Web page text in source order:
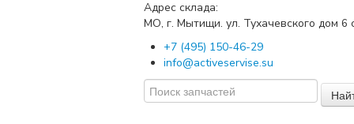
Адрес склада:
МО, г. Мытищи. ул. Тухачевского дом 6
+7 (495) 150-46-29
info@activeservise.su